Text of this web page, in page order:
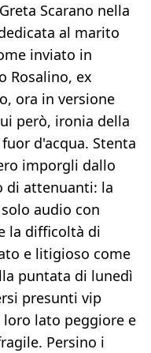
Scarano nella
al marito
inviato in
Rosalino, ex
ora in versione
però, ironia della
d'acqua. Stenta
imporgli dallo
di attenuanti: la
audio con
la difficoltà di
e litigioso come
puntata di lunedì
presunti vip
lato peggiore e
Persino i